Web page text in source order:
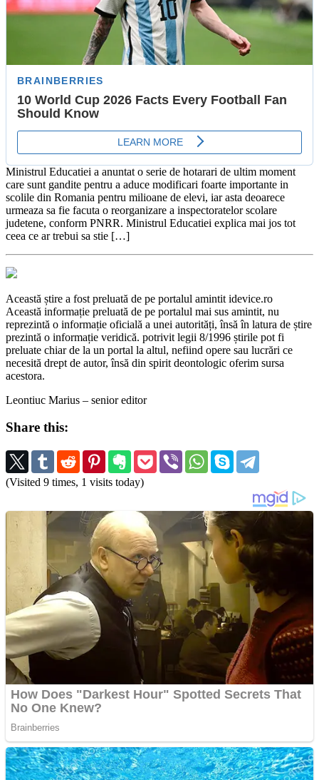
Ministrul Educatiei a anuntat o serie de hotarari de ultim moment
care sunt gandite pentru a aduce modificari foarte importante in
scolile din Romania pentru milioane de elevi, iar asta deoarece
urmeaza sa fie facuta o reorganizare a inspectoratelor scolare
judetene, conform PNRR. Ministrul Educatiei explica mai jos tot
ceea ce ar trebui sa stie […]
Această știre a fost preluată de pe portalul amintit idevice.ro
Această informație preluată de pe portalul mai sus amintit, nu
reprezintă o informație oficială a unei autorități, însă în latura de știre
prezintă o informație veridică. potrivit legii 8/1996 știrile pot fi
preluate chiar de la un portal la altul, nefiind opere sau lucrări ce
necesită drept de autor, însă din spirit deontologic oferim sursa
acestora.
Leontiuc Marius – senior editor
Share this:
(Visited 9 times, 1 visits today)